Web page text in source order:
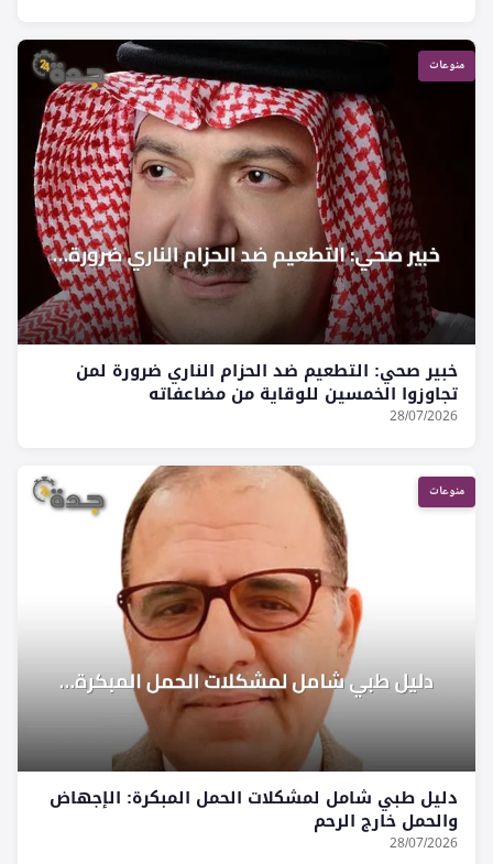
منوعات
خبير صحي: التطعيم ضد الحزام الناري ضرورة لمن
تجاوزوا الخمسين للوقاية من مضاعفاته
28/07/2026
منوعات
دليل طبي شامل لمشكلات الحمل المبكرة: الإجهاض
والحمل خارج الرحم
28/07/2026